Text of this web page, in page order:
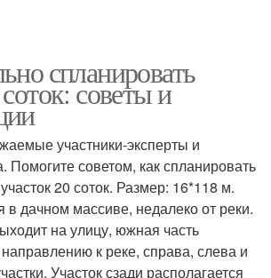
спланировать
советы и
участники-эксперты и
Помогите советом, как спланировать
20 соток. Размер: 16*118 м.
в дачном массиве, недалеко от реки.
на улицу, южная часть
к реке, справа, слева и
Участок сзади располагается